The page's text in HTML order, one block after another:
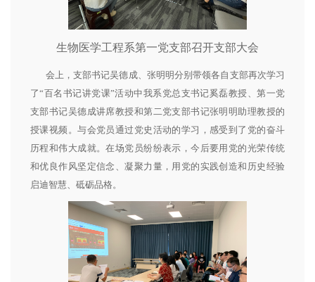
生物医学工程系第一党支部召开支部大会
会上，支部书记吴德成、张明明分别带领各自支部再次学习
了“百名书记讲党课”活动中我系党总支书记奚磊教授、第一党
支部书记吴德成讲席教授和第二党支部书记张明明助理教授的
授课视频。与会党员通过党史活动的学习，感受到了党的奋斗
历程和伟大成就。在场党员纷纷表示，今后要用党的光荣传统
和优良作风坚定信念、凝聚力量，用党的实践创造和历史经验
启迪智慧、砥砺品格。